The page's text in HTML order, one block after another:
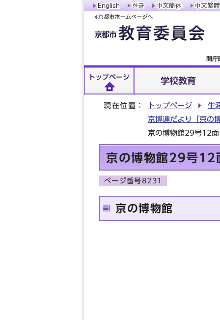
開庁
トップページ 学校教育
現在位置： トップページ 生
京博連だより「京の
京の博物館29号12面
京の博物館29号12
ページ番号8231
京の博物館